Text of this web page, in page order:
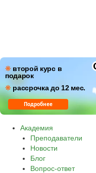
❋ второй курс в
подарок
❋ рассрочка до 12 мес.
Подробнее
ПН–ПТ: c 09:00 до 18:00
СБ–ВС: с 10:00 до 16:00
Звонок по России
Академия
Преподаватели
Новости
Блог
Вопрос-ответ